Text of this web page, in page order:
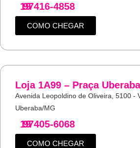
19
97416-4858
COMO CHEGAR
Loja 1A99 – Praça
Avenida Leopoldino de Oliveira, 5100 -
Uberaba/MG
19
97405-6068
COMO CHEGAR